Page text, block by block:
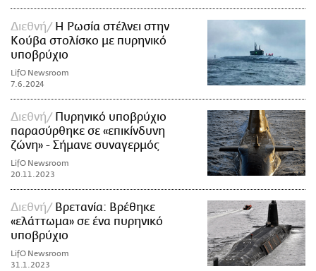
Διεθνή
Η Ρωσία στέλνει στην
Κούβα στολίσκο με πυρηνικό
υποβρύχιο
LifO Newsroom
7.6.2024
Διεθνή
Πυρηνικό υποβρύχιο
παρασύρθηκε σε «επικίνδυνη
ζώνη» - Σήμανε συναγερμός
LifO Newsroom
20.11.2023
Διεθνή
Βρετανία: Βρέθηκε
«ελάττωμα» σε ένα πυρηνικό
υποβρύχιο
LifO Newsroom
31.1.2023